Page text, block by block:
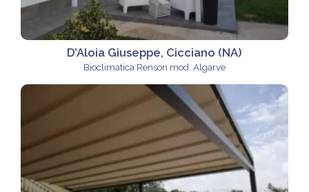
D’Aloia Giuseppe, Cicciano (NA)
Bioclimatica Renson mod. Algarve